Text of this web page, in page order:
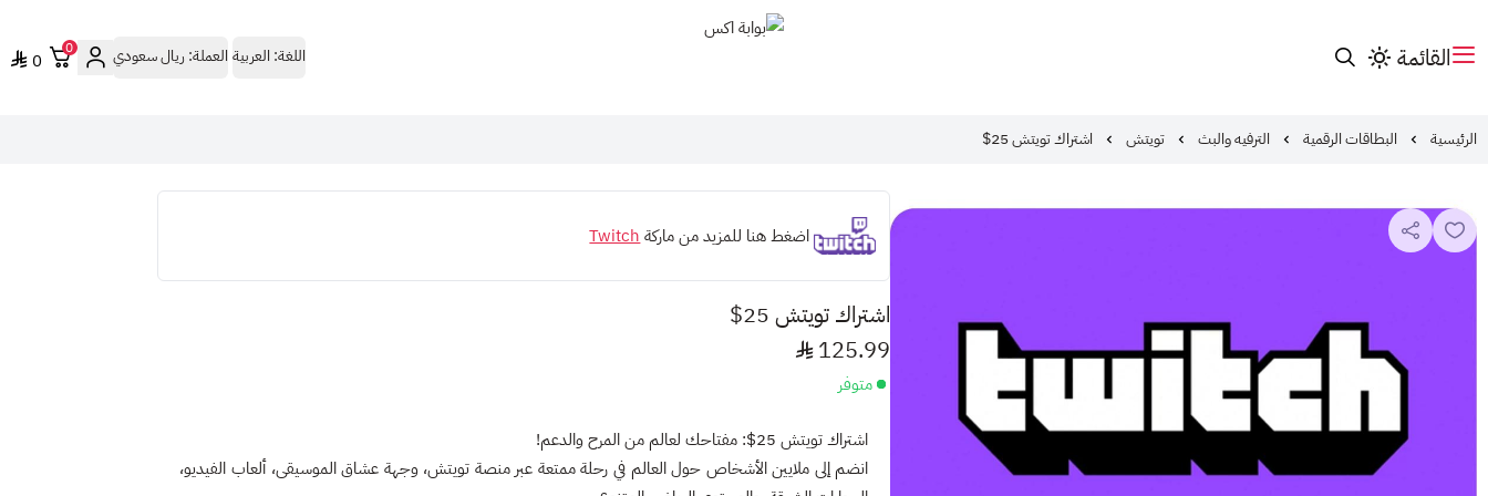
القائمة اللغة: العربية العملة:ريال سعودي 0
0
الرئيسية البطاقات الرقمية الترفيه والبث تويتش اشتراك تويتش 25$
اضغط هنا للمزيد من ماركة Twitch
اشتراك تويتش 25$
125.99
متوفر
اشتراك تويتش 25$: مفتاحك لعالم من المرح والدعم!
انضم إلى ملايين الأشخاص حول العالم في رحلة ممتعة عبر منصة تويتش، وجهة عشاق الموسيقى، ألعاب الفيديو،